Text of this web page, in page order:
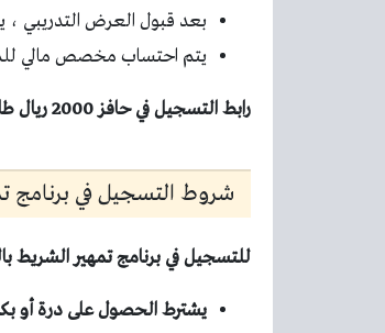
بعد قبول العرض التدريبي ،
يتم احتساب مخصص مالي
رابط التسجيل في حافز 2000 ريال طاقات
شروط التسجيل في برنامج
للتسجيل في برنامج تمهير الشريط
يشترط الحصول على درة أو